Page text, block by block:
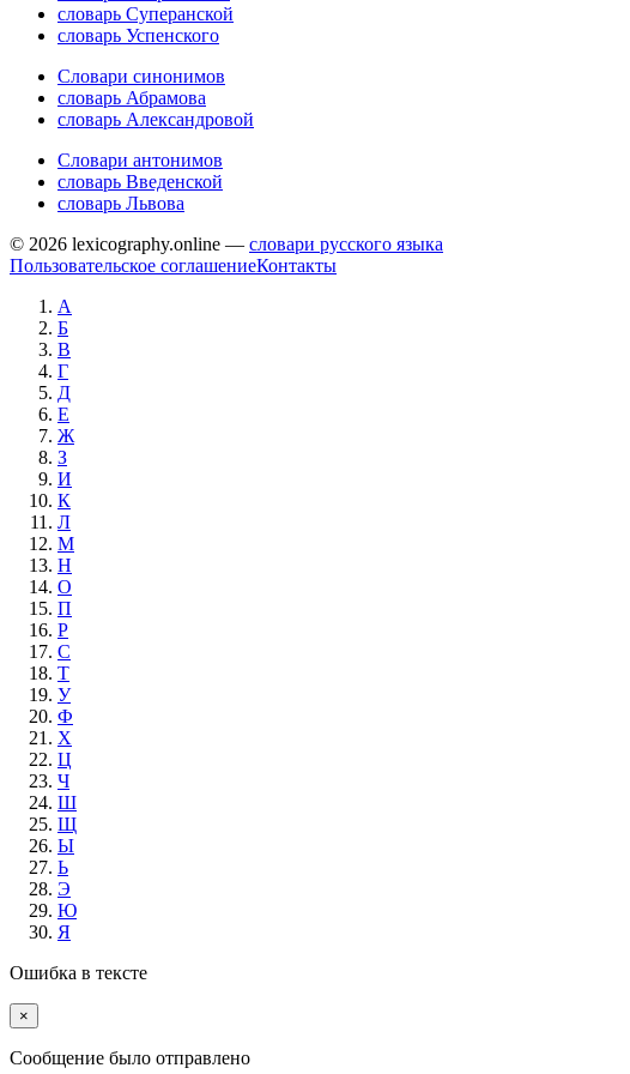
словарь Суперанской
словарь Успенского
Словари синонимов
словарь Абрамова
словарь Александровой
Словари антонимов
словарь Введенской
словарь Львова
© 2026 lexicography.online — словари русского языка
Пользовательское соглашениеКонтакты
А
Б
В
Г
Д
Е
Ж
З
И
К
Л
М
Н
О
П
Р
С
Т
У
Ф
Х
Ц
Ч
Ш
Щ
Ы
Ь
Э
Ю
Я
Ошибка в тексте
×
Cообщение было отправлено